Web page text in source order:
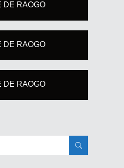
DE RAOGO
DE RAOGO
DE RAOGO